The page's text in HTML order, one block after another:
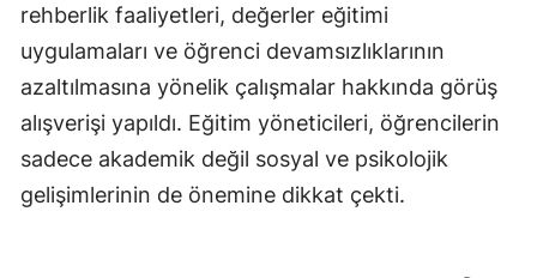
rehberlik faaliyetleri, değerler eğitimi
uygulamaları ve öğrenci devamsızlıklarının
azaltılmasına yönelik çalışmalar hakkında görüş
alışverişi yapıldı. Eğitim yöneticileri, öğrencilerin
sadece akademik değil sosyal ve psikolojik
gelişimlerinin de önemine dikkat çekti.